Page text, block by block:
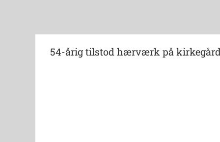
54-årig tilstod hærværk på